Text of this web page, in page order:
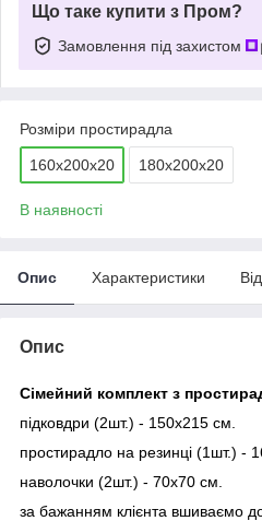
Що таке купити з Пром?
Замовлення під захистом
Розміри простирадла
160х200х20 180х200х20
В наявності
Опис Характеристики
Опис
Сімейний комплект з
підковдри (2шт.) - 150х215 см.
простирадло на резинці (1шт.) -
наволочки (2шт.) - 70х70 см.
за бажанням клієнта вшиваємо